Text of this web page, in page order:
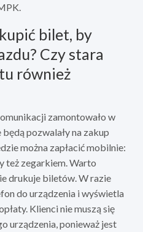
bilet, by
Czy stara
również
zamontowało w
pozwalały na zakup
można zapłacić mobilnie:
też zegarkiem. Warto
drukuje biletów. W razie
do urządzenia i wyświetla
Klienci nie muszą się
urządzenia, ponieważ jest